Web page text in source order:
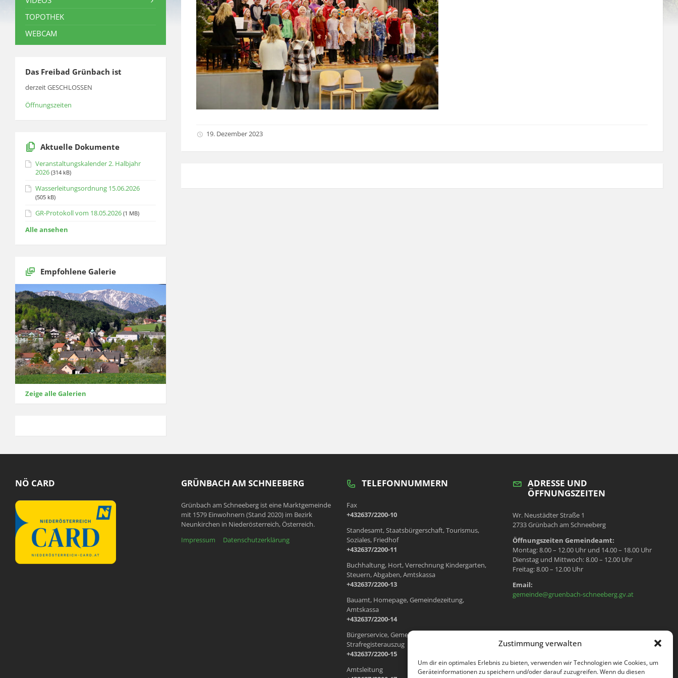
Zustimmung verwalten
Um dir ein optimales Erlebnis zu bieten, verwenden wir Technologien wie Cookies, um
Geräteinformationen zu speichern und/oder darauf zuzugreifen. Wenn du diesen
19. Dezember 2023
TOPOTHEK
WEBCAM
Das Freibad Grünbach ist
derzeit GESCHLOSSEN
Öffnungszeiten
Aktuelle Dokumente
Veranstaltungskalender 2. Halbjahr
2026 (314 kB)
Wasserleitungsordnung 15.06.2026
(505 kB)
GR-Protokoll vom 18.05.2026 (1 MB)
Alle ansehen
Empfohlene Galerie
Zeige alle Galerien
NÖ CARD GRÜNBACH AM SCHNEEBERG
Grünbach am Schneeberg ist eine Marktgemeinde
mit 1579 Einwohnern (Stand 2020) im Bezirk
Neunkirchen in Niederösterreich, Österreich.
Impressum
Datenschutzerklärung
TELEFONNUMMERN
Fax
+432637/2200-10
Standesamt, Staatsbürgerschaft, Tourismus,
Soziales, Friedhof
+432637/2200-11
Buchhaltung, Hort, Verrechnung Kindergarten,
Steuern, Abgaben, Amtskassa
+432637/2200-13
Bauamt, Homepage, Gemeindezeitung,
Amtskassa
+432637/2200-14
Bürgerservice, Gemeindewohnungen, Meldeamt,
Strafregisterauszug
+432637/2200-15
Amtsleitung
ADRESSE UND
ÖFFNUNGSZEITEN
Wr. Neustädter Straße 1
2733 Grünbach am Schneeberg
Öffnungszeiten Gemeindeamt:
Montag: 8.00 – 12.00 Uhr und 14.00 – 18.00 Uhr
Dienstag und Mittwoch: 8.00 – 12.00 Uhr
Freitag: 8.00 – 12.00 Uhr
Email:
gemeinde@gruenbach-schneeberg.gv.at